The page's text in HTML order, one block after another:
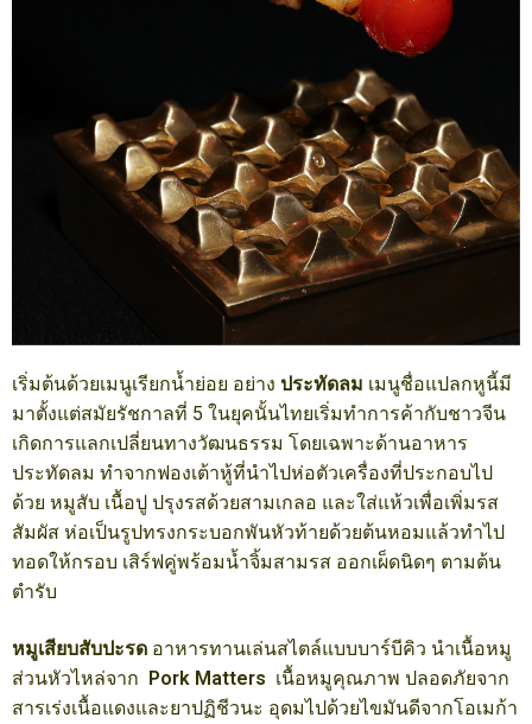
เริ่มต้นด้วยเมนูเรียกน้ำย่อย อย่าง ประทัดลม เมนูชื่อแปลกหูนี้มี
มาตั้งแต่สมัยรัชกาลที่ 5 ในยุคนั้นไทยเริ่มทำการค้ากับชาวจีน
เกิดการแลกเปลี่ยนทางวัฒนธรรม โดยเฉพาะด้านอาหาร
ประทัดลม ทำจากฟองเต้าหู้ที่นำไปห่อตัวเครื่องที่ประกอบไป
ด้วย หมูสับ เนื้อปู ปรุงรสด้วยสามเกลอ และใส่แห้วเพื่อเพิ่มรส
สัมผัส ห่อเป็นรูปทรงกระบอกพันหัวท้ายด้วยต้นหอมแล้วทำไป
ทอดให้กรอบ เสิร์ฟคู่พร้อมน้ำจิ้มสามรส ออกเผ็ดนิดๆ ตามต้น
ตำรับ
หมูเสียบสับปะรด อาหารทานเล่นสไตล์แบบบาร์บีคิว นำเนื้อหมู
ส่วนหัวไหล่จาก Pork Matters เนื้อหมูคุณภาพ ปลอดภัยจาก
สารเร่งเนื้อแดงและยาปฏิชีวนะ อุดมไปด้วยไขมันดีจากโอเมก้า